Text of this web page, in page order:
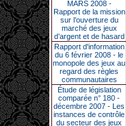
MARS 2008 -
Rapport de la mission
sur l’ouverture du
marché des jeux
d’argent et de hasard
Rapport d'information
du 6 février 2008 - le
monopole des jeux au
regard des règles
communautaires
Étude de législation
comparée n° 180 -
décembre 2007 - Les
instances de contrôle
du secteur des jeux